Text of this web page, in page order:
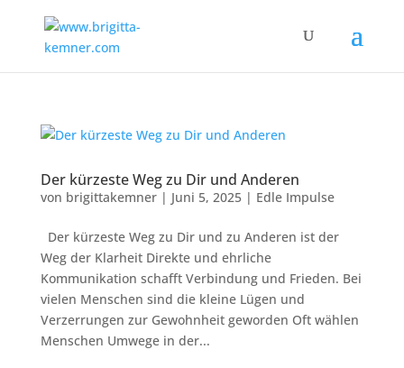
Der kürzeste Weg zu Dir und Anderen
von brigittakemner| Juni 5, 2025| Edle Impulse
Der kürzeste Weg zu Dir und zu Anderen ist der
Weg der Klarheit Direkte und ehrliche
Kommunikation schafft Verbindung und Frieden. Bei
vielen Menschen sind die kleine Lügen und
Verzerrungen zur Gewohnheit geworden Oft wählen
Menschen Umwege in der...